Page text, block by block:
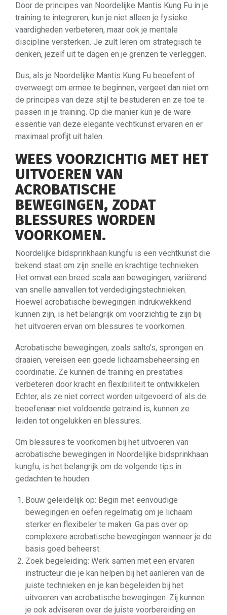
Door de principes van Noordelijke Mantis Kung Fu in je
training te integreren, kun je niet alleen je fysieke
vaardigheden verbeteren, maar ook je mentale
discipline versterken. Je zult leren om strategisch te
denken, jezelf uit te dagen en je grenzen te verleggen.
Dus, als je Noordelijke Mantis Kung Fu beoefent of
overweegt om ermee te beginnen, vergeet dan niet om
de principes van deze stijl te bestuderen en ze toe te
passen in je training. Op die manier kun je de ware
essentie van deze elegante vechtkunst ervaren en er
maximaal profijt uit halen.
WEES VOORZICHTIG MET HET
UITVOEREN VAN
ACROBATISCHE
BEWEGINGEN, ZODAT
BLESSURES WORDEN
VOORKOMEN.
Noordelijke bidsprinkhaan kungfu is een vechtkunst die
bekend staat om zijn snelle en krachtige technieken.
Het omvat een breed scala aan bewegingen, variërend
van snelle aanvallen tot verdedigingstechnieken.
Hoewel acrobatische bewegingen indrukwekkend
kunnen zijn, is het belangrijk om voorzichtig te zijn bij
het uitvoeren ervan om blessures te voorkomen.
Acrobatische bewegingen, zoals salto’s, sprongen en
draaien, vereisen een goede lichaamsbeheersing en
coördinatie. Ze kunnen de training en prestaties
verbeteren door kracht en flexibiliteit te ontwikkelen.
Echter, als ze niet correct worden uitgevoerd of als de
beoefenaar niet voldoende getraind is, kunnen ze
leiden tot ongelukken en blessures.
Om blessures te voorkomen bij het uitvoeren van
acrobatische bewegingen in Noordelijke bidsprinkhaan
kungfu, is het belangrijk om de volgende tips in
gedachten te houden:
Bouw geleidelijk op: Begin met eenvoudige
bewegingen en oefen regelmatig om je lichaam
sterker en flexibeler te maken. Ga pas over op
complexere acrobatische bewegingen wanneer je de
basis goed beheerst.
Zoek begeleiding: Werk samen met een ervaren
instructeur die je kan helpen bij het aanleren van de
juiste technieken en je kan begeleiden bij het
uitvoeren van acrobatische bewegingen. Zij kunnen
je ook adviseren over de juiste voorbereiding en